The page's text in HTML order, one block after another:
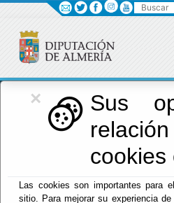
×
Sus
cookies
Las cookies son importantes para
sitio. Para mejorar su experiencia
Diputación
Menú
Hacienda - Presupuesto -
Buscar